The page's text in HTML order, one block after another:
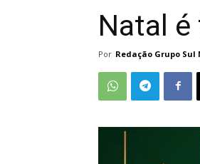
Natal é
Por Redação Grupo Sul